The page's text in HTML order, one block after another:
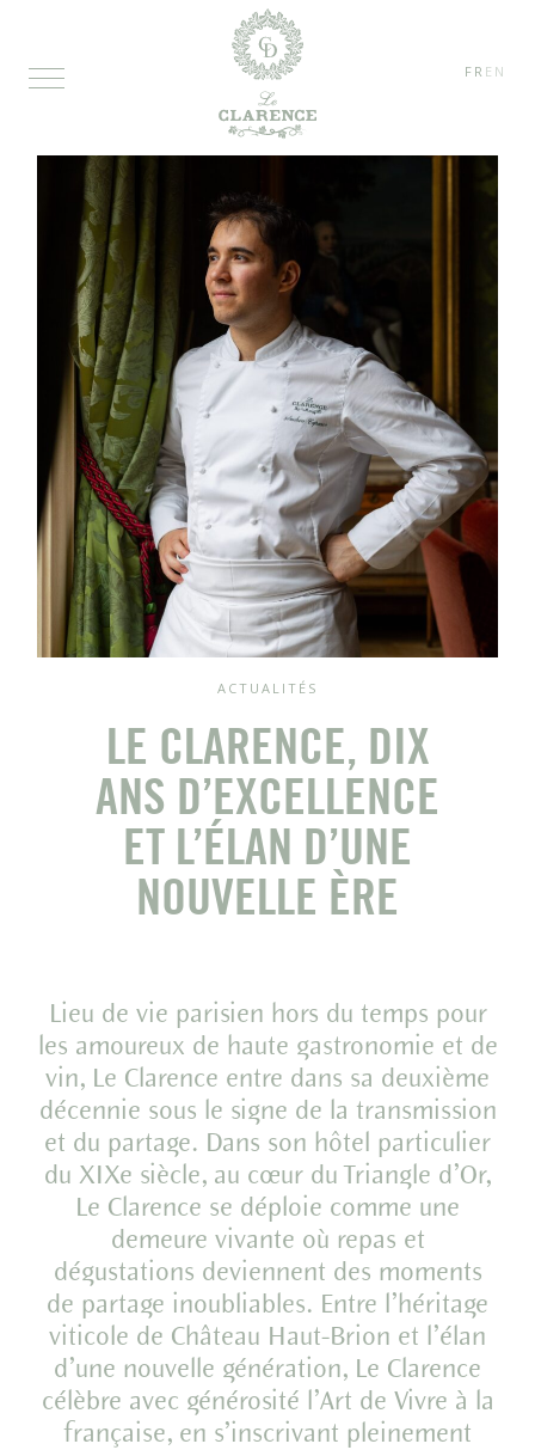
FR EN
ACTUALITÉS
LE CLARENCE, DIX
ANS D’EXCELLENCE
ET L’ÉLAN D’UNE
NOUVELLE ÈRE
Lieu de vie parisien hors du temps pour
les amoureux de haute gastronomie et de
vin, Le Clarence entre dans sa deuxième
décennie sous le signe de la transmission
et du partage. Dans son hôtel particulier
du XIXe siècle, au cœur du Triangle d’Or,
Le Clarence se déploie comme une
demeure vivante où repas et
dégustations deviennent des moments
de partage inoubliables. Entre l’héritage
viticole de Château Haut-Brion et l’élan
d’une nouvelle génération, Le Clarence
célèbre avec générosité l’Art de Vivre à la
française, en s’inscrivant pleinement